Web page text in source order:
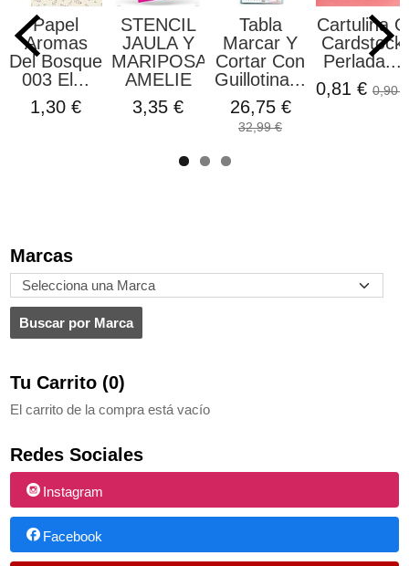
Marcas
Tu Carrito (0)
El carrito de la compra está vacío
Redes Sociales
Instagram
Facebook
Papel
Aromas
Del Bosque
003 El...
1,30 €
STENCIL
JAULA Y
MARIPOSAS
AMELIE
3,35 €
Tabla
Marcar Y
Cortar Con
Guillotina...
26,75 €
32,99 €
Cartulina O
Cardstock
Perlada...
0,81 € 0,90 €